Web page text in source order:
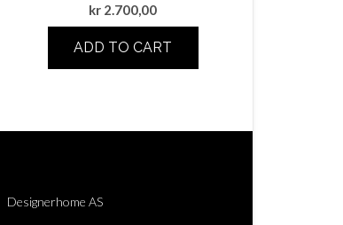
kr 2.700,00
ADD TO CART
Designerhome AS